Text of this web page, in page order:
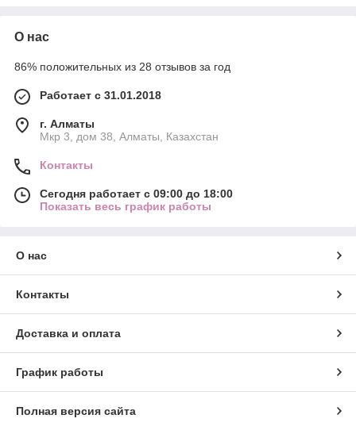
О нас
86% положительных из 28 отзывов за год
Работает с 31.01.2018
г. Алматы
Мкр 3, дом 38, Алматы, Казахстан
Контакты
Сегодня работает с 09:00 до 18:00
Показать весь график работы
О нас
Контакты
Доставка и оплата
График работы
Полная версия сайта